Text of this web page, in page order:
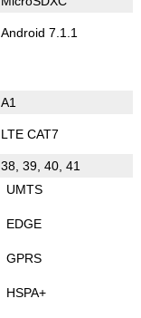
Android 7.1.1
A1
LTE CAT7
38, 39, 40, 41
UMTS
EDGE
GPRS
HSPA+